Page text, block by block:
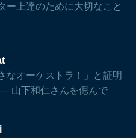
ー上達のために大切なこと
なオーケストラ！」と証明
山下和仁さんを偲んで